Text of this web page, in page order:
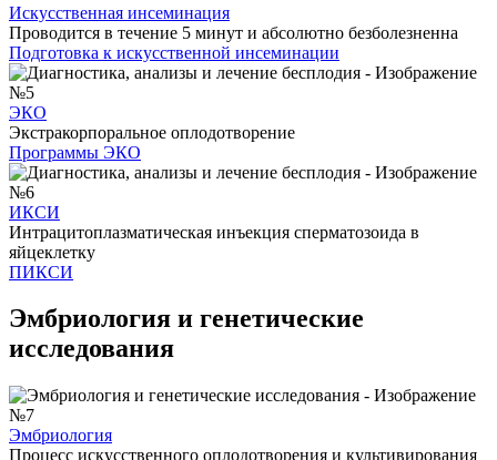
Искусственная инсеминация
Проводится в течение 5 минут и абсолютно безболезненна
Подготовка к искусственной инсеминации
ЭКО
Экстракорпоральное оплодотворение
Программы ЭКО
ИКСИ
Интрацитоплазматическая инъекция сперматозоида в
яйцеклетку
ПИКСИ
Эмбриология и генетические
исследования
Эмбриология
Процесс искусственного оплодотворения и культивирования